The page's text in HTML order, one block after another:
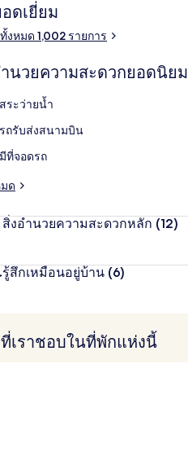
าก 10
ดเยี่ยม
งหมด 1,002 รายการ
นวยความสะดวกยอดนิยม
สระว่ายน้ำ
รถรับส่งสนามบิน
มีที่จอดรถ
ด
สิ่งอำนวยความสะดวกหลัก (12)
รู้สึกเหมือนอยู่บ้าน (6)
เราชอบในที่พักแห่งนี้